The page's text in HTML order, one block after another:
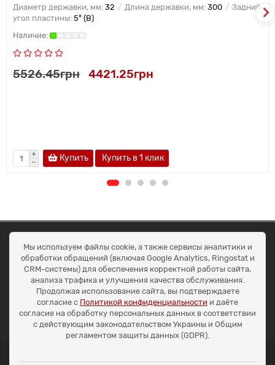
Диаметр державки, мм: 32 Длина державки, мм: 300
Задний
угол пластины: 5° (B)
5526.45грн 4421.25грн
Купить Купить в 1 клик
ОКЕАН ТРЕЙД
Договір публичної оферти
Доставка та оплата
Наші контакти
Умови повернення
+38 (099) 452-20-02
+38 (098) 492-20-02
office@ocean.biz.ua
Мы используем файлы cookie, а также сервисы аналитики и
обработки обращений (включая Google Analytics, Ringostat и
CRM-системы) для обеспечения корректной работы сайта,
анализа трафика и улучшения качества обслуживания.
Продолжая использование сайта, вы подтверждаете
согласие с Политикой конфиденциальности и даёте
согласие на обработку персональных данных в соответствии
с действующим законодательством Украины и Общим
регламентом защиты данных (GDPR).